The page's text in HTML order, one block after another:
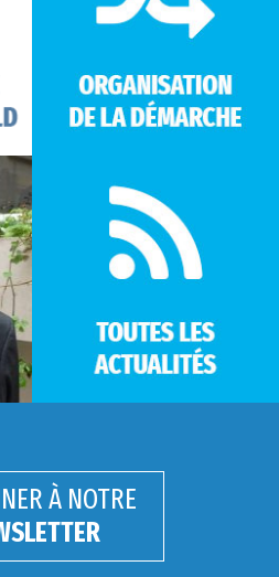
À NOTRE